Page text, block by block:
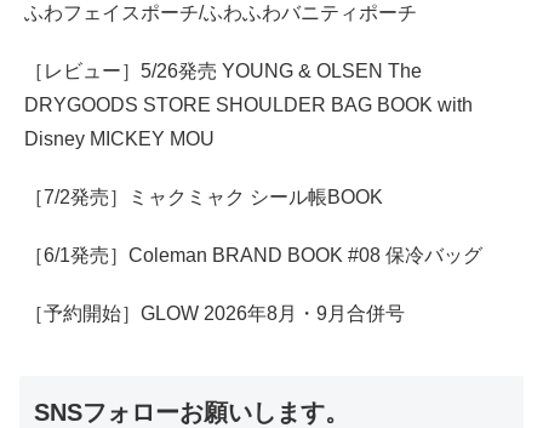
ふわフェイスポーチ/ふわふわバニティポーチ
［レビュー］5/26発売 YOUNG & OLSEN The
DRYGOODS STORE SHOULDER BAG BOOK with
Disney MICKEY MOU
［7/2発売］ミャクミャク シール帳BOOK
［6/1発売］Coleman BRAND BOOK #08 保冷バッグ
［予約開始］GLOW 2026年8月・9月合併号
SNSフォローお願いします。